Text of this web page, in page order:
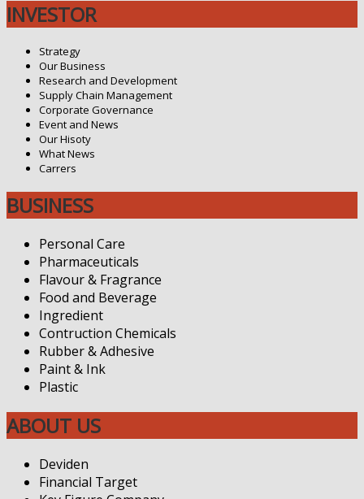
INVESTOR
Strategy
Our Business
Research and Development
Supply Chain Management
Corporate Governance
Event and News
Our Hisoty
What News
Carrers
BUSINESS
Personal Care
Pharmaceuticals
Flavour & Fragrance
Food and Beverage
Ingredient
Contruction Chemicals
Rubber & Adhesive
Paint & Ink
Plastic
ABOUT US
Deviden
Financial Target